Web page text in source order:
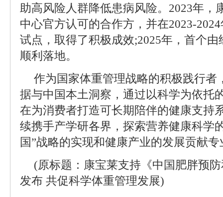
助高风险人群降低患病风险。2023年，
中心官方认可的合作方，并在2023-
试点，取得了积极成效;2025年，首个
顺利落地。
作为国家体重管理战略的积极践行者
据与中国本土洞察，通过以科学为依托
在为消费者打造可长期陪伴的健康支持
续携手产学研各界，探索营养健康科学
国”战略的实现和健康产业的发展贡献
(原标题：康宝莱支持《中国肥胖预
发布 共促科学体重管理发展)